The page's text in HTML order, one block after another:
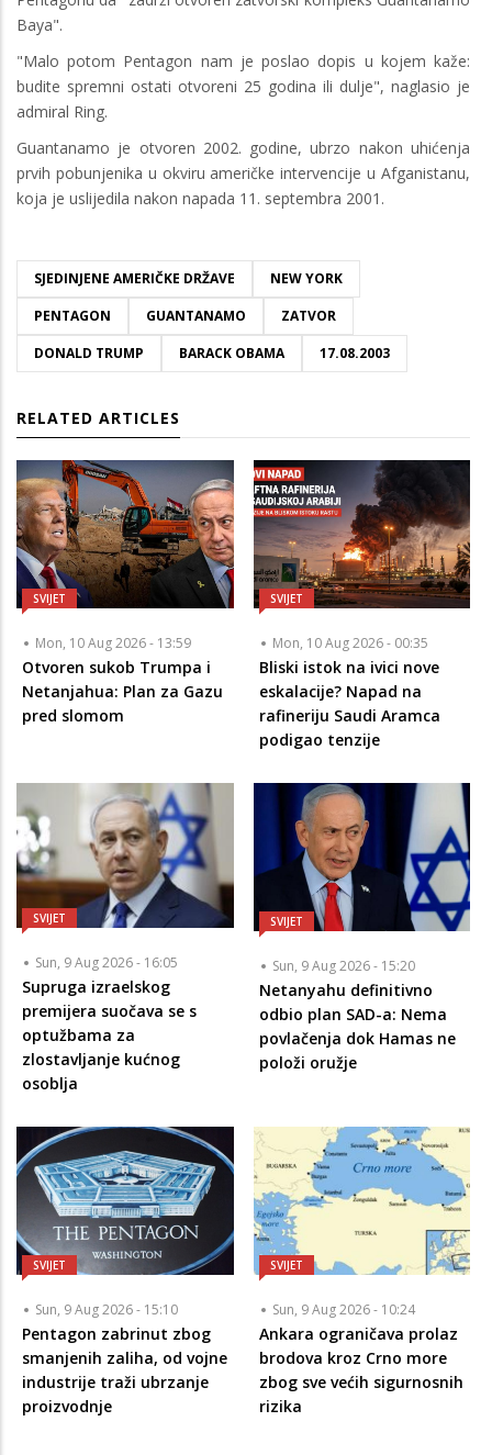
Baya".
"Malo potom Pentagon nam je poslao dopis u kojem kaže:
budite spremni ostati otvoreni 25 godina ili dulje", naglasio je
admiral Ring.
Guantanamo je otvoren 2002. godine, ubrzo nakon uhićenja
prvih pobunjenika u okviru američke intervencije u Afganistanu,
koja je uslijedila nakon napada 11. septembra 2001.
SJEDINJENE AMERIČKE DRŽAVE
NEW YORK
PENTAGON
GUANTANAMO
ZATVOR
DONALD TRUMP
BARACK OBAMA 17.08.2003
RELATED ARTICLES
SVIJET
Mon, 10 Aug 2026 - 13:59
Otvoren sukob Trumpa i
Netanjahua: Plan za Gazu
pred slomom
SVIJET
Mon, 10 Aug 2026 - 00:35
Bliski istok na ivici nove
eskalacije? Napad na
rafineriju Saudi Aramca
podigao tenzije
SVIJET
Sun, 9 Aug 2026 - 16:05
Supruga izraelskog
premijera suočava se s
optužbama za
zlostavljanje kućnog
osoblja
SVIJET
Sun, 9 Aug 2026 - 15:20
Netanyahu definitivno
odbio plan SAD-a: Nema
povlačenja dok Hamas ne
položi oružje
SVIJET
Sun, 9 Aug 2026 - 15:10
Pentagon zabrinut zbog
smanjenih zaliha, od vojne
industrije traži ubrzanje
proizvodnje
SVIJET
Sun, 9 Aug 2026 - 10:24
Ankara ograničava prolaz
brodova kroz Crno more
zbog sve većih sigurnosnih
rizika